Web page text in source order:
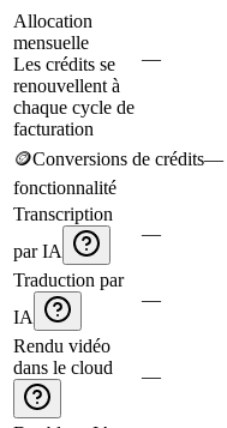
Allocation
mensuelle
Les crédits se
renouvellent à
chaque cycle de
facturation
—
🪙Conversions de crédits—
fonctionnalité
Transcription
par IA
—
Traduction par
IA
—
Rendu vidéo
dans le cloud
—